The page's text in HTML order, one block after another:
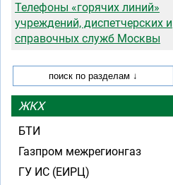
Телефоны «горячих линий»
учреждений, диспетчерских и
справочных служб Москвы
ЖКХ
БТИ
Газпром межрегионгаз
ГУ ИС (ЕИРЦ)